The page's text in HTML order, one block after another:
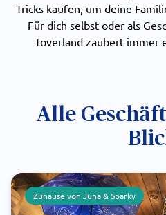
Tricks kaufen, um deine
Für dich selbst oder als
Toverland zaubert immer
Alle
Zuhause von Juna & Sparky